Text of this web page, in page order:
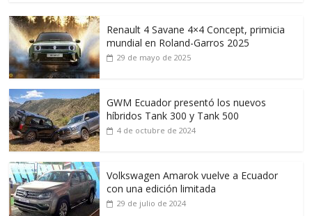
Renault 4 Savane 4×4 Concept, primicia
mundial en Roland-Garros 2025
29 de mayo de 2025
GWM Ecuador presentó los nuevos
híbridos Tank 300 y Tank 500
4 de octubre de 2024
Volkswagen Amarok vuelve a Ecuador
con una edición limitada
29 de julio de 2024